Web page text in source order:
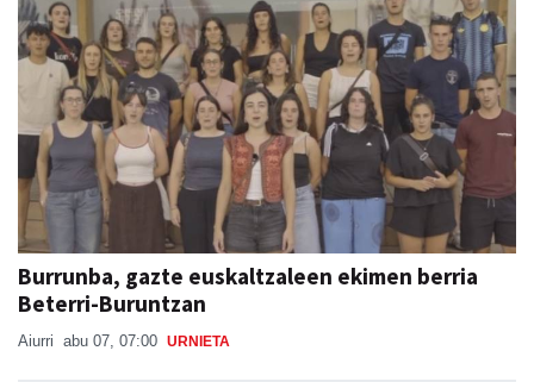
Burrunba, gazte euskaltzaleen ekimen berria
Beterri-Buruntzan
Aiurri abu 07, 07:00 URNIETA